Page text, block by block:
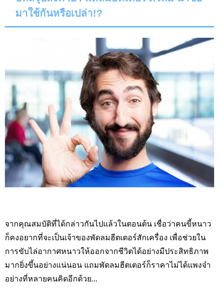
มาใช้กันหรือเปล่า!?
จากคุณสมบัติที่ได้กล่าวกันไปแล้วในตอนต้น เชื่อว่าคนขี้หนาว
ก็คงอยากที่จะเป็นเจ้าของพัดลมฮีตเตอร์สักเครื่อง เพื่อช่วยใน
การขับไล่อากาศหนาวให้ออกจากชีวิตได้อย่างมีประสิทธิภาพ
มากยิ่งขึ้นอย่างแน่นอน แถมพัดลมฮีตเตอร์ก็ราคาไม่ได้แพงจ๋า
อย่างที่หลายคนคิดอีกด้วย...